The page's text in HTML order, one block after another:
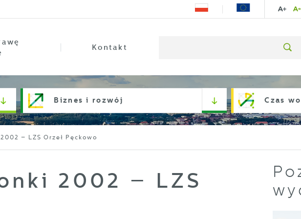
Kontakt
Biznes i rozwój Czas
– LZS Orzeł Pęckowo
2002 – LZS